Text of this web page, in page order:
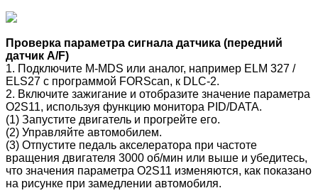
Проверка параметра сигнала датчика (передний
датчик A/F)
1. Подключите M-MDS или аналог, например ELM 327 /
ELS27 с программой FORScan, к DLC-2.
2. Включите зажигание и отобразите значение параметра
O2S11, используя функцию монитора PID/DATA.
(1) Запустите двигатель и прогрейте его.
(2) Управляйте автомобилем.
(3) Отпустите педаль акселератора при частоте
вращения двигателя 3000 об/мин или выше и убедитесь,
что значения параметра O2S11 изменяются, как показано
на рисунке при замедлении автомобиля.